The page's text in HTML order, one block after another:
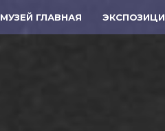
МУЗЕЙ ГЛАВНАЯ